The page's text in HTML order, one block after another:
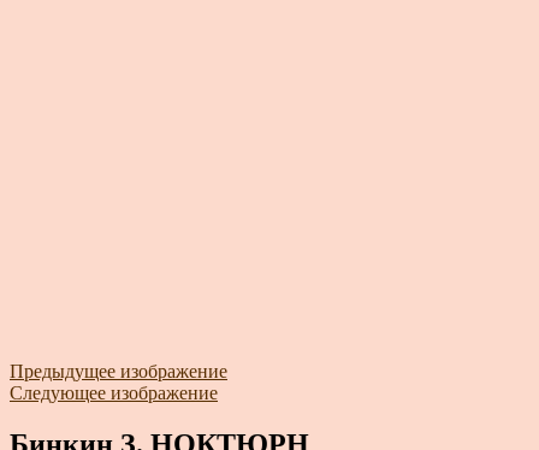
Предыдущее изображение
Следующее изображение